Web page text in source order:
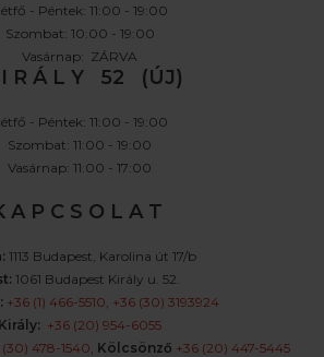
- Péntek: 11:00 - 19:00
Szombat: 10:00 - 19:00
Vasárnap: ZÁRVA
I R Á L Y 52 (ÚJ)
- Péntek: 11:00 - 19:00
Szombat: 11:00 - 19:00
Vasárnap: 11:00 - 17:00
A P C S O L A T
1113 Budapest, Karolina út 17/b
1061 Budapest Király u. 52.
+36 (1) 466-5510, +36 (30) 3193924
Király: +36 (20) 954-6055
(30) 478-1540, Kölcsönző +36 (20) 447-5445